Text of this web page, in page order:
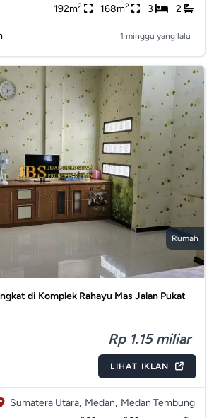
192m2 168m2 3 2
1 minggu yang lalu
Rumah
di Komplek Rahayu Mas Jalan Pukat
Rp 1.15 miliar
LIHAT IKLAN
Sumatera Utara, Medan, Medan Tembung